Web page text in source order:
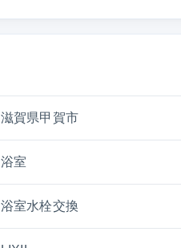
滋賀県甲賀市
浴室
浴室水栓交換